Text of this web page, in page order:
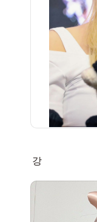
강